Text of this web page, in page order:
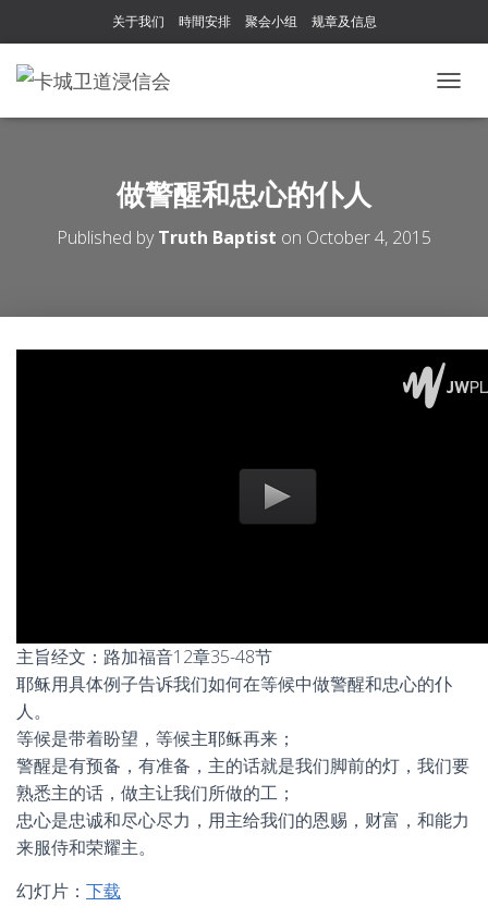
关于我们 時間安排 聚会小组 规章及信息
O
T
O
做警醒和忠心的仆人
Published byTruth Baptist on October 4, 2015
主旨经文：路加福音12章35-48节
耶稣用具体例子告诉我们如何在等候中做警醒和忠心的仆
人。
等候是带着盼望，等候主耶稣再来；
警醒是有预备，有准备，主的话就是我们脚前的灯，我们要
熟悉主的话，做主让我们所做的工；
忠心是忠诚和尽心尽力，用主给我们的恩赐，财富，和能力
来服侍和荣耀主。
幻灯片： 下载